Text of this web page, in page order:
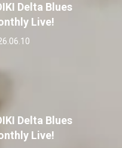
Delta Blues
Live!
Delta Blues
Live!